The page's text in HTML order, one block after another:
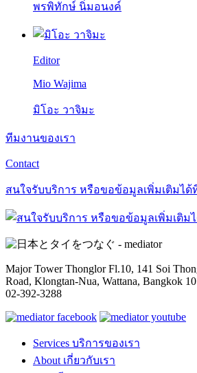
พรพิทักษ์ นิ่มอนงค์
Editor
Mio Wajima
มิโอะ วาจิมะ
ทีมงานของเรา
Contact
สนใจรับบริการ หรือขอข้อมูลเพิ่มเติมได้
Major Tower Thonglor Fl.10, 141 Soi
Road, Klongtan-Nua, Wattana, Bangkok
02-392-3288
Services บริการของเรา
About เกี่ยวกับเรา